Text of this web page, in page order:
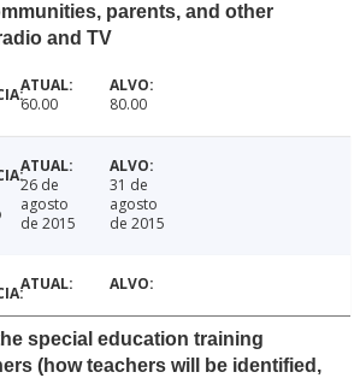
parents, and other
and TV
60.00 80.00
26 de
agosto
de 2015
31 de
agosto
de 2015
special education training
(how teachers will be identified,